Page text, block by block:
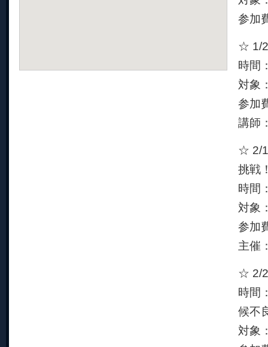
参加
☆ 1/
時間
対象
参加
講師
☆ 2/
挑戦
時間
対象
参加
主催
☆ 2/
時間
候不
対象